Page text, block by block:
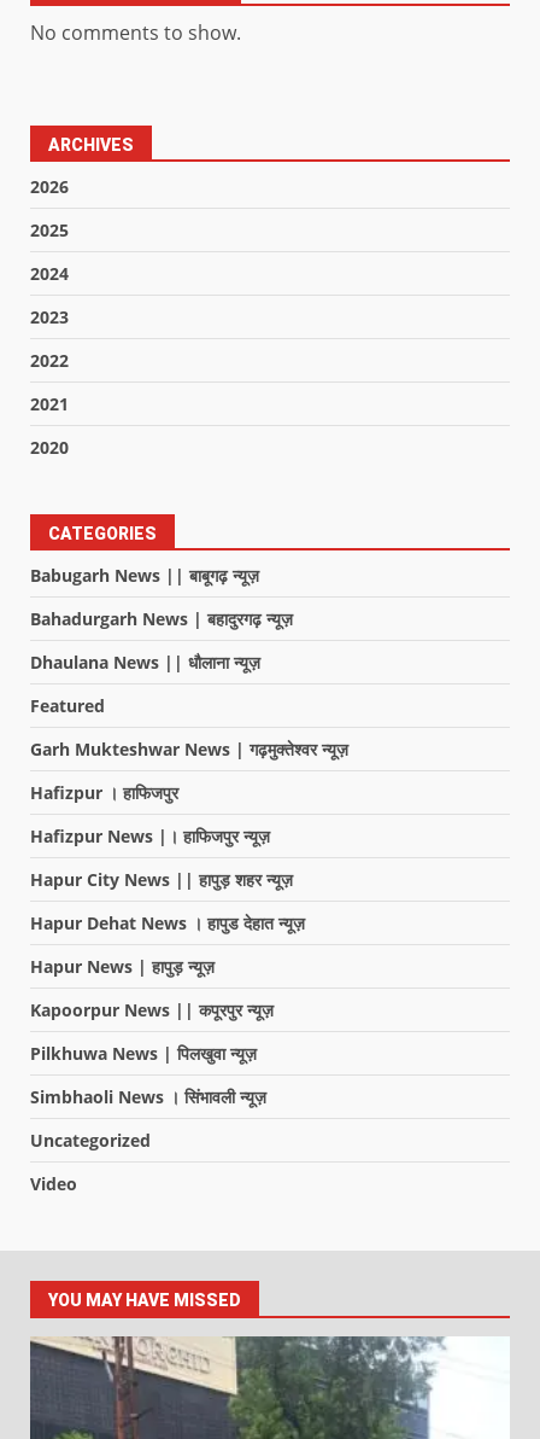
No comments to show.
ARCHIVES
2026
2025
2024
2023
2022
2021
2020
CATEGORIES
Babugarh News || बाबूगढ़ न्यूज़
Bahadurgarh News | बहादुरगढ़ न्यूज़
Dhaulana News || धौलाना न्यूज़
Featured
Garh Mukteshwar News | गढ़मुक्तेश्वर न्यूज़
Hafizpur । हाफिजपुर
Hafizpur News |। हाफिजपुर न्यूज़
Hapur City News || हापुड़ शहर न्यूज़
Hapur Dehat News । हापुड देहात न्यूज़
Hapur News | हापुड़ न्यूज़
Kapoorpur News || कपूरपुर न्यूज़
Pilkhuwa News | पिलखुवा न्यूज़
Simbhaoli News । सिंभावली न्यूज़
Uncategorized
Video
YOU MAY HAVE MISSED